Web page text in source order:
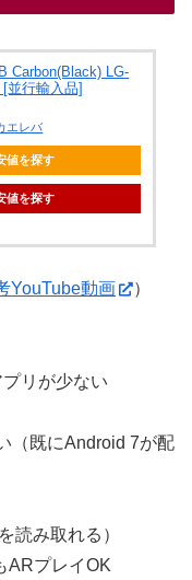
Carbon(Black) LG-
並行輸入品]
エレバ
値を探す
値を探す
YouTube動画 ）
リが少ない
（既にAndroid 7が配
読み取れる）
ARプレイOK